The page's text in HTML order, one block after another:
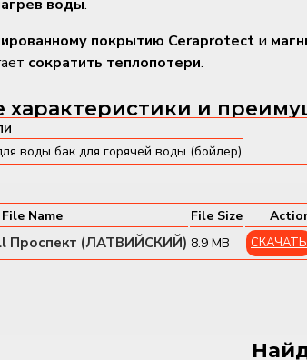
воды.
покрытию Ceraprotect и
сократить теплопотери.
и
– Идеально для домохозяйств среднего
нагрев– Увеличенная площадь
– Дополнительная внутренняя защита
теплопотери– Высококачественная
– Подходит для котлов, ТН и солнечных
воды бак для горячей воды (бойлер)
File Name File Size
Проспект (ЛАТВИЙСКИЙ) 8.9 MB СКАЧАТЬ